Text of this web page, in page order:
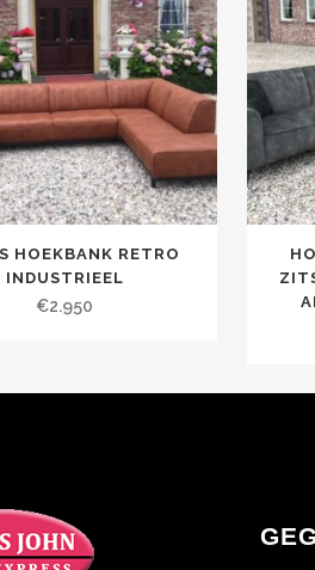
HOEKBANK RETRO
INDUSTRIEEL
€2.950